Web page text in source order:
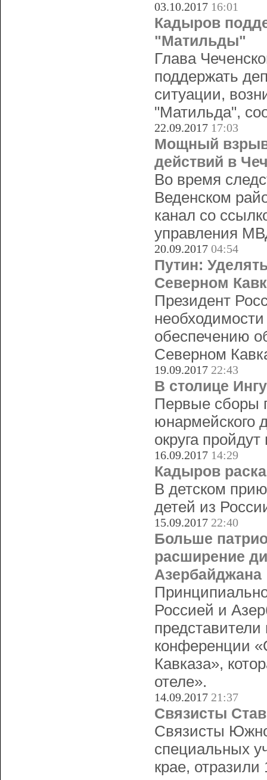
03.10.2017 16:01
Кадыров
"Матильды"
Глава
поддержать
ситуации,
"Матильда",
22.09.2017 17:03
Мощный взрыв
действий в
Во время
Веденском
канал со
управления
20.09.2017 04:54
Путин:
Северном
Президент
обеспечению
Северном
19.09.2017 22:43
В столице
Первые сборы
юнармейского
округа
16.09.2017 14:29
Кадыров
В детском
детей из
15.09.2017 22:40
Больше
расширение
Азербайджана
Россией и
представители
конференции
Кавказа»,
отеле».
14.09.2017 21:37
Связисты
Связисты
специальных
крае, отразили